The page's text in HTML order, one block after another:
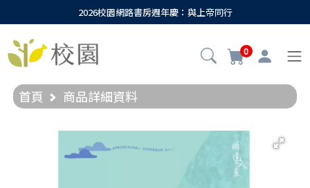
2026校園網路書房週年慶：與上帝同行
0
首頁 商品詳細資料